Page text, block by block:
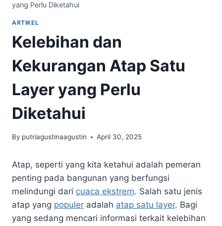
yang Perlu Diketahui
ARTIKEL
Kelebihan dan
Kekurangan Atap Satu
Layer yang Perlu
Diketahui
By putriagustinaagustin April 30, 2025
Atap, seperti yang kita ketahui adalah pemeran
penting pada bangunan yang berfungsi
melindungi dari cuaca ekstrem. Salah satu jenis
atap yang populer adalah atap satu layer. Bagi
yang sedang mencari informasi terkait kelebihan